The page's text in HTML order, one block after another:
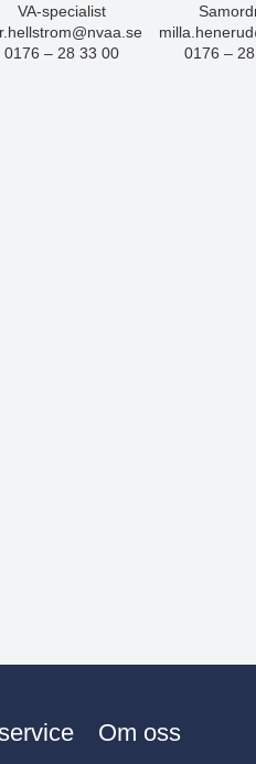
VA-specialist
0176 – 28 33 00
0176 –
Om oss